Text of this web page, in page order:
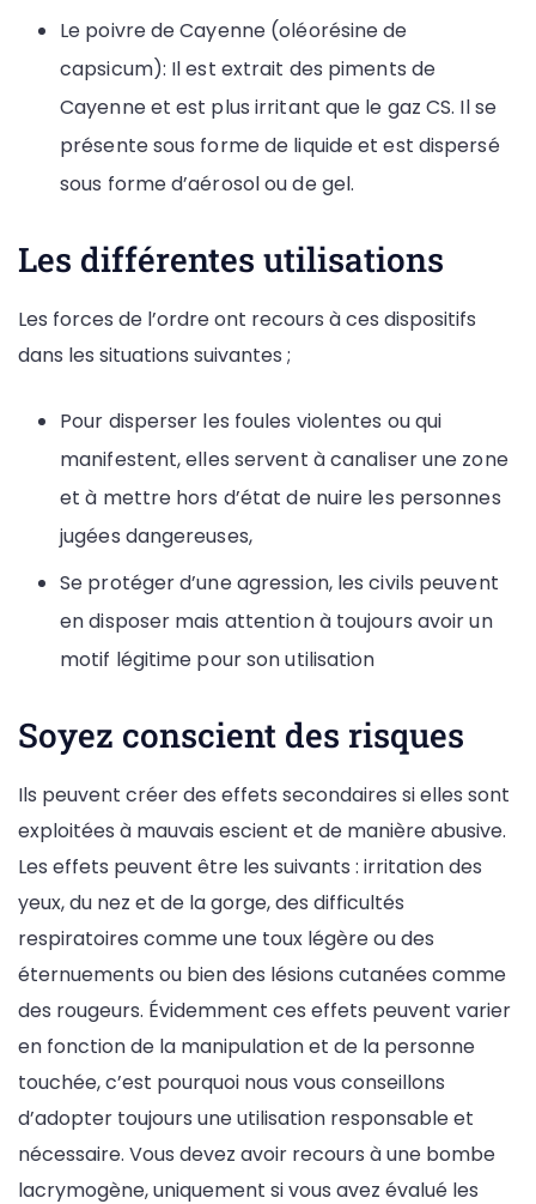
Le poivre de Cayenne (oléorésine de
capsicum): Il est extrait des piments de
Cayenne et est plus irritant que le gaz CS. Il se
présente sous forme de liquide et est dispersé
sous forme d’aérosol ou de gel.
Les différentes utilisations
Les forces de l’ordre ont recours à ces dispositifs
dans les situations suivantes ;
Pour disperser les foules violentes ou qui
manifestent, elles servent à canaliser une zone
et à mettre hors d’état de nuire les personnes
jugées dangereuses,
Se protéger d’une agression, les civils peuvent
en disposer mais attention à toujours avoir un
motif légitime pour son utilisation
Soyez conscient des risques
Ils peuvent créer des effets secondaires si elles sont
exploitées à mauvais escient et de manière abusive.
Les effets peuvent être les suivants : irritation des
yeux, du nez et de la gorge, des difficultés
respiratoires comme une toux légère ou des
éternuements ou bien des lésions cutanées comme
des rougeurs. Évidemment ces effets peuvent varier
en fonction de la manipulation et de la personne
touchée, c’est pourquoi nous vous conseillons
d’adopter toujours une utilisation responsable et
nécessaire. Vous devez avoir recours à une bombe
lacrymogène, uniquement si vous avez évalué les